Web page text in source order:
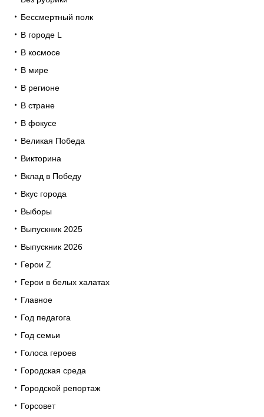
Бессмертный полк
В городе L
В космосе
В мире
В регионе
В стране
В фокусе
Великая Победа
Викторина
Вклад в Победу
Вкус города
Выборы
Выпускник 2025
Выпускник 2026
Герои Z
Герои в белых халатах
Главное
Год педагога
Год семьи
Голоса героев
Городская среда
Городской репортаж
Горсовет